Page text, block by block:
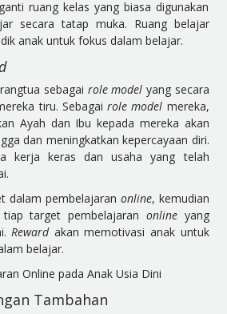
ruang kelas yang biasa digunakan
secara tatap muka. Ruang belajar
anak untuk fokus dalam belajar.
sebagai role model yang secara
tiru. Sebagai role model mereka,
Ayah dan Ibu kepada mereka akan
dan meningkatkan kepercayaan diri.
kerja keras dan usaha yang telah
dalam pembelajaran online, kemudian
target pembelajaran online yang
Rewardakan memotivasi anak untuk
belajar.
Tambahan